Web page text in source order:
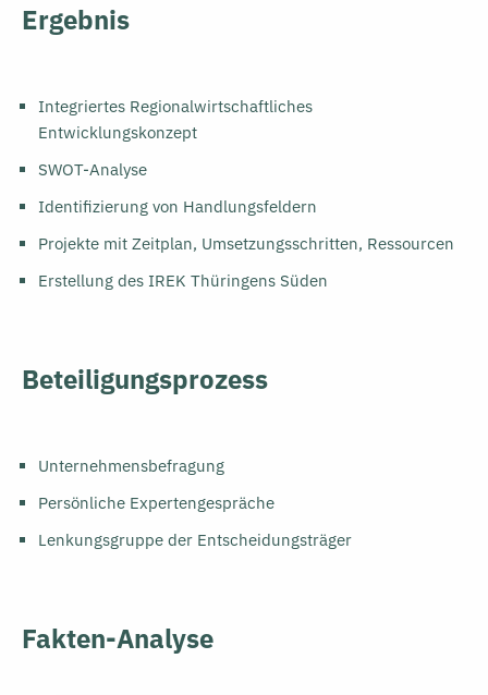
Ergebnis
Integriertes Regionalwirtschaftliches
Entwicklungskonzept
SWOT-Analyse
Identifizierung von Handlungsfeldern
Projekte mit Zeitplan, Umsetzungsschritten, Ressourcen
Erstellung des IREK Thüringens Süden
Beteiligungsprozess
Unternehmensbefragung
Persönliche Expertengespräche
Lenkungsgruppe der Entscheidungsträger
Fakten-Analyse